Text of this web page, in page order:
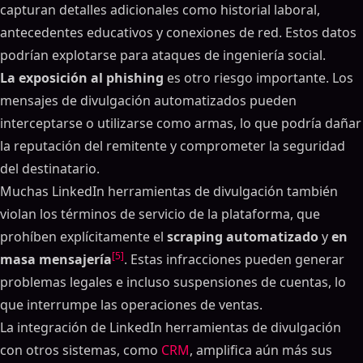
capturan detalles adicionales como historial laboral,
antecedentes educativos y conexiones de red. Estos datos
podrían explotarse para ataques de ingeniería social.
La exposición al phishing es otro riesgo importante. Los
mensajes de divulgación automatizados pueden
interceptarse o utilizarse como armas, lo que podría dañar
la reputación del remitente y comprometer la seguridad
del destinatario.
Muchas LinkedIn herramientas de divulgación también
violan los términos de servicio de la plataforma, que
prohíben explícitamente el scraping automatizadoyen
masa mensajería[5]. Estas infracciones pueden generar
problemas legales e incluso suspensiones de cuentas, lo
que interrumpe las operaciones de ventas.
La integración de LinkedIn herramientas de divulgación
con otros sistemas, como CRM, amplifica aún más sus